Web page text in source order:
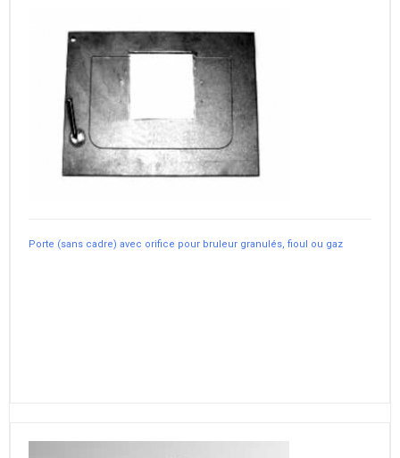
Porte (sans cadre) avec orifice pour bruleur granulés, fioul ou gaz